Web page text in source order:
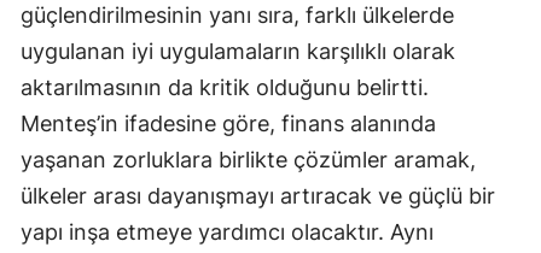
Şırnak
Ardahan
Iğdır
Yalova
güçlendirilmesinin yanı sıra, farklı ülkelerde
uygulanan iyi uygulamaların karşılıklı olarak
aktarılmasının da kritik olduğunu belirtti.
Menteş’in ifadesine göre, finans alanında
yaşanan zorluklara birlikte çözümler aramak,
ülkeler arası dayanışmayı artıracak ve güçlü bir
yapı inşa etmeye yardımcı olacaktır. Aynı